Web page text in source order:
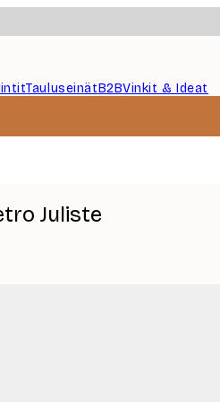
TauluseinätB2BVinkit & Ideat
Juliste